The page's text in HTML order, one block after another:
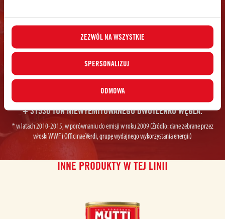
ZEZWÓL NA WSZYSTKIE
SPERSONALIZUJ
ODMOWA
Change Center we Włoszech)
+ 31530 TON NIEWYEMITOWANEGO DWUTLENKU WĘGLA.
* w latach 2010-2015, w porównaniu do emisji w roku 2009 (Źródło: dane zebrane przez
włoski WWF i Officinae Verdi, grupę wydajnego wykorzystania energii)
INNE PRODUKTY W TEJ LINII